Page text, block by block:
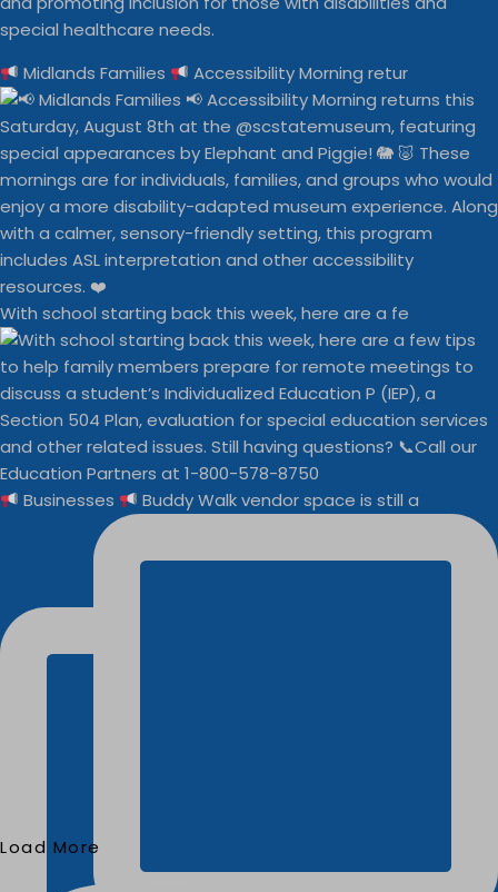
special healthcare needs.
Midlands Families
Accessibility Morning retur
With school starting back this week, here are a fe
Businesses Buddy Walk vendor space is still a
Load More